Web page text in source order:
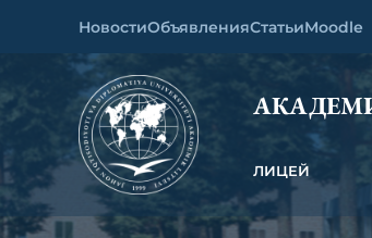
НовостиОбъявленияСтатьиMoodle
ЛИЦЕЙ